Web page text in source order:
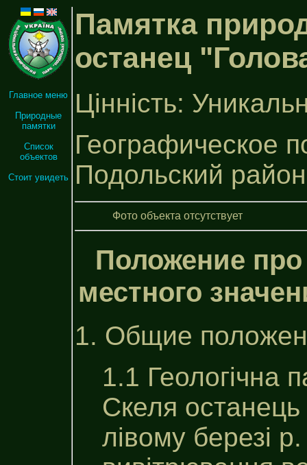
Главное меню
Природные
памятки
Список
объектов
Стоит увидеть
Памятка
останец
Цінність:
Географическое
Подольский район
Фото объекта отсутствует
Положение
местного
1. Общие
1.1 Геологічна
Скеля
лівому березі